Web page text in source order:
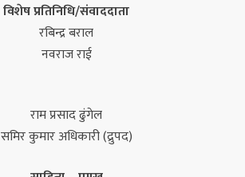
विशेष प्रतिनिधि/संवाददाता
रबिन्द्र बराल
नवराज राई
राम प्रसाद ढुंगेल
समिर कुमार अधिकारी (द्रुपद)